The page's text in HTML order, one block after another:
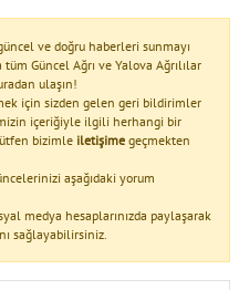
ve doğru haberleri sunmayı
Güncel Ağrı ve Yalova Ağrılılar
ulaşın!
için sizden gelen geri bildirimler
içeriğiyle ilgili herhangi bir
bizimle iletişime geçmekten
aşağıdaki yorum
medya hesaplarınızda paylaşarak
sağlayabilirsiniz.